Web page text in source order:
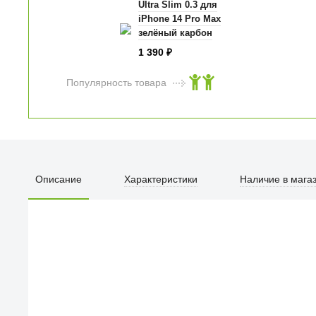
Ultra Slim 0.3 для
iPhone 14 Pro Max
зелёный карбон
1 390₽
Популярность товара
Описание Характеристики Наличие в